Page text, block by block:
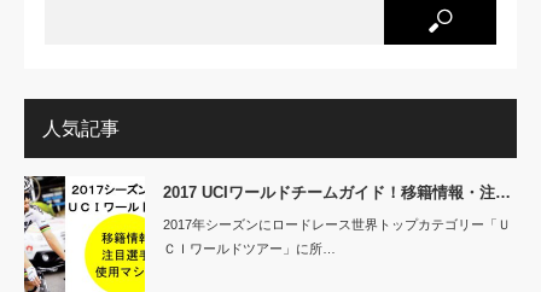
人気記事
2017 UCIワールドチームガイド！移籍情報・注…
2017年シーズンにロードレース世界トップカテゴリー「Ｕ
ＣＩワールドツアー」に所…